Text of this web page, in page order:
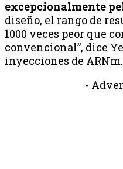
excepcionalmente
diseño, el rango de
1000 veces peor que
convencional”, dice
inyecciones de ARNm.
-